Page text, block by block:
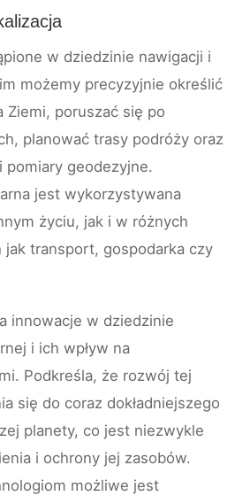
w dziedzinie nawigacji i
możemy precyzyjnie określić
Ziemi, poruszać się po
planować trasy podróży oraz
pomiary geodezyjne.
jest wykorzystywana
życiu, jak i w różnych
jak transport, gospodarka czy
innowacje w dziedzinie
i ich wpływ na
Podkreśla, że rozwój tej
się do coraz dokładniejszego
planety, co jest niezwykle
i ochrony jej zasobów.
możliwe jest